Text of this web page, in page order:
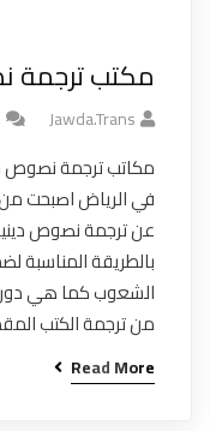
مكتب ترجمة
Jawda.trans
مكاتب ترجمة نصوص
في الرياض اصبحت من
عن ترجمة نصوص
بالطريقة
الشعوب كما هي
من ترجمة الكتب
Read More